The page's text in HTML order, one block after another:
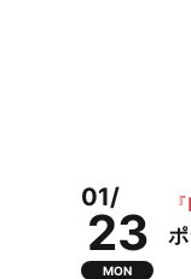
01/
23
MON